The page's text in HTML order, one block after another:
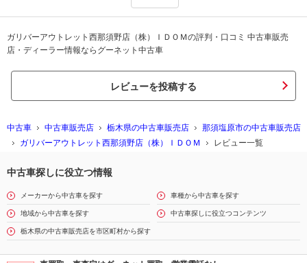
ガリバーアウトレット西那須野店（株）ＩＤＯＭの評判・口コミ 中古車販売
店・ディーラー情報ならグーネット中古車
レビューを投稿する
中古車 中古車販売店 栃木県の中古車販売店
那須塩原市の中古車販売店
ガリバーアウトレット西那須野店（株）ＩＤＯＭ
レビュー一覧
中古車探しに役立つ情報
メーカーから中古車を探す 車種から中古車を探す
地域から中古車を探す 中古車探しに役立つコンテンツ
栃木県の中古車販売店を市区町村から探す